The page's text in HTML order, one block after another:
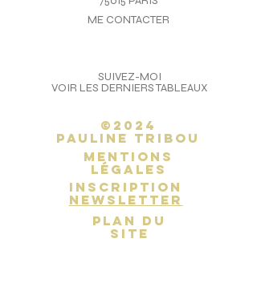
ME CONTACTER
SUIVEZ-MOI
VOIR LES DERNIERS TABLEAUX
©2024
Pauline Tribou
Mentions
légales
inscription
newsletter
PLAN DU
SITE